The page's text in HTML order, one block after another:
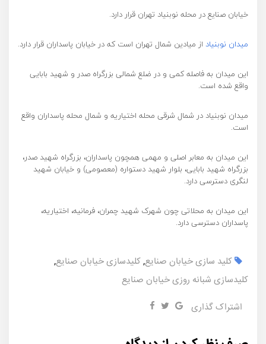
خیابان صنایع در محله نوبنیاد تهران قرار دارد.
میدان نوبنیاد از میادین شمال تهران است که در خیابان پاسداران قرار دارد.
این میدان به فاصله کمی و در ضلع شمالی بزرگراه صدر و شهید بابایی
واقع شده است.
میدان نوبنیاد در شمال شرقی محله اختیاریه و شمال محله پاسداران واقع
است.
این میدان به معابر اصلی و مهمی همچون پاسداران، بزرگراه شهید صدر،
بزرگراه شهید بابایی، بلوار شهید دستواره (معصومی) و خیابان شهید
لنگری دسترسی دارد.
این میدان به محلاتی چون شهرک شهید چمران، فرمانیه، اختیاریه،
پاسداران دسترسی دارد.
کلید سازی خیابان صنایع,کلیدسازی خیابان صنایع,
کلیدسازی شبانه روزی خیابان صنایع
اشتراک گذاری